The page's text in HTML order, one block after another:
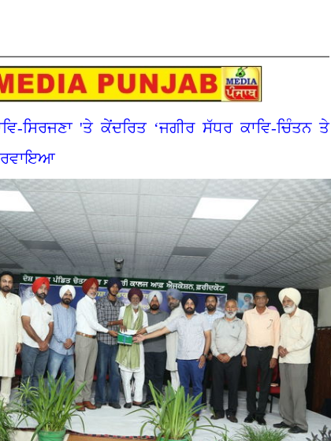
ਸਿਰਜਣਾ 'ਤੇ ਕੇਂਦਰਿਤ ‘ਜਗੀਰ ਸੱਧਰ ਕਾਵਿ-ਚਿੰਤਨ ਤੇ